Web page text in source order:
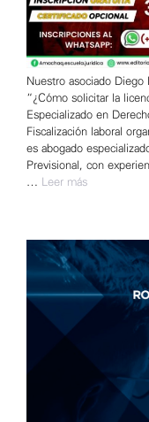
Nuestro asociado Diego
“¿Cómo solicitar la
Especializado en
Fiscalización laboral
es abogado
Previsional, con
…
Leer más